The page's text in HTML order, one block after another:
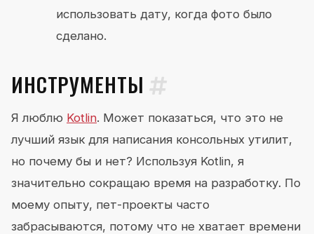
использовать дату, когда фото было
сделано.
ИНСТРУМЕНТЫ
Я люблю Kotlin. Может показаться, что это не
лучший язык для написания консольных утилит,
но почему бы и нет? Используя Kotlin, я
значительно сокращаю время на разработку. По
моему опыту, пет-проекты часто
забрасываются, потому что не хватает времени